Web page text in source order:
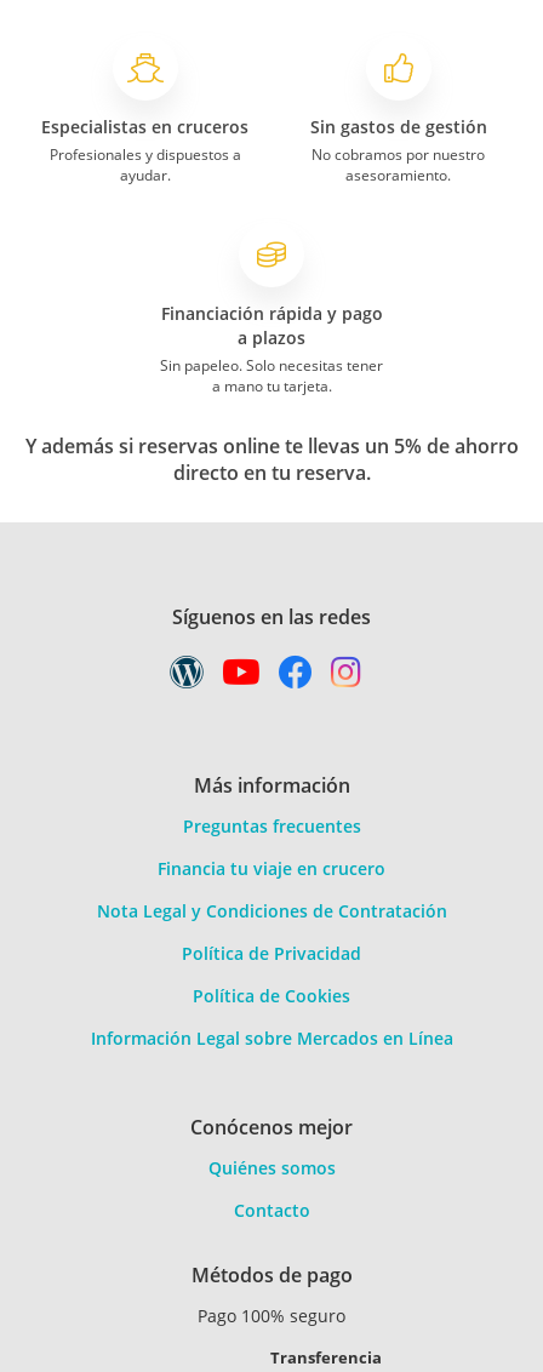
Especialistas en cruceros
Profesionales y dispuestos a
ayudar.
Sin gastos de gestión
No cobramos por nuestro
asesoramiento.
Financiación rápida y pago
a plazos
Sin papeleo. Solo necesitas tener
a mano tu tarjeta.
Y además si reservas online te llevas un 5% de ahorro
directo en tu reserva.
Síguenos en las redes
Más información
Preguntas frecuentes
Financia tu viaje en crucero
Nota Legal y Condiciones de Contratación
Política de Privacidad
Política de Cookies
Información Legal sobre Mercados en Línea
Conócenos mejor
Quiénes somos
Contacto
Métodos de pago
Pago 100% seguro
Transferencia